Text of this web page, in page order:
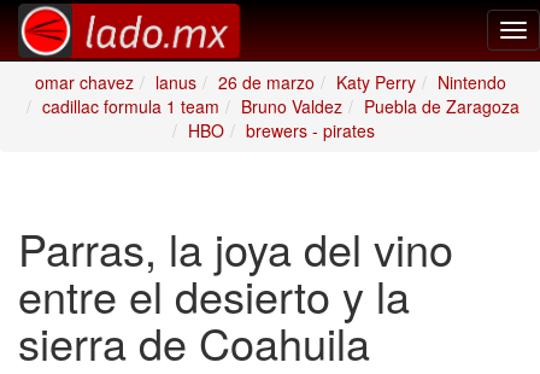
omar chavez
lanus 26 de marzo Katy Perry
Nintendo
cadillac formula 1 team
Bruno Valdez
Puebla de Zaragoza
HBO
brewers - pirates
Parras, la joya del vino
entre el desierto y la
sierra de Coahuila